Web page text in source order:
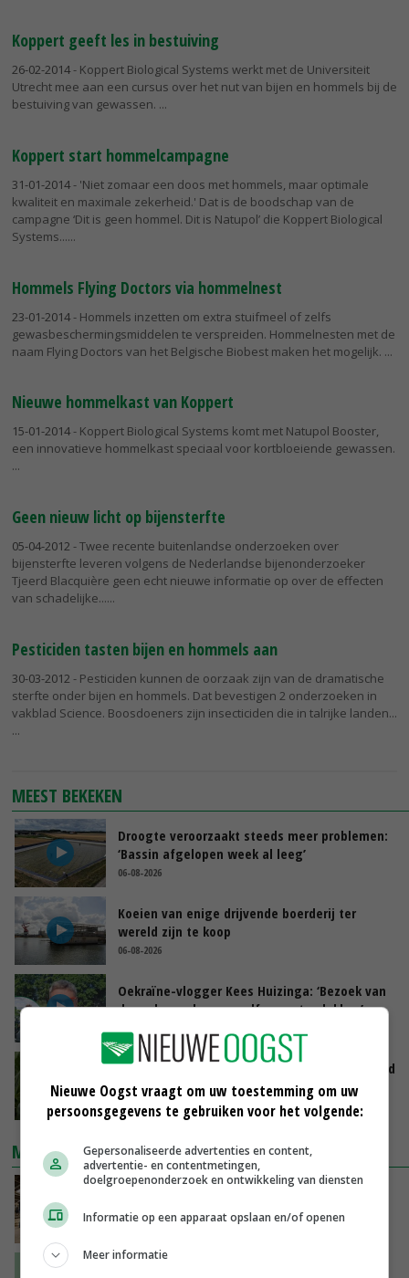
Koppert geeft les in bestuiving
26-02-2014- Koppert Biological Systems werkt met de Universiteit
Utrecht mee aan een cursus over het nut van bijen en hommels bij de
bestuiving van gewassen.
Koppert start hommelcampagne
31-01-2014- 'Niet zomaar een doos met hommels, maar optimale
kwaliteit en maximale zekerheid.' Dat is de boodschap van de
campagne ‘Dit is geen hommel. Dit is Natupol’ die Koppert Biological
Systems...
Hommels Flying Doctors via hommelnest
23-01-2014- Hommels inzetten om extra stuifmeel of zelfs
gewasbeschermingsmiddelen te verspreiden. Hommelnesten met de
naam Flying Doctors van het Belgische Biobest maken het mogelijk.
Nieuwe hommelkast van Koppert
15-01-2014- Koppert Biological Systems komt met Natupol Booster,
een innovatieve hommelkast speciaal voor kortbloeiende gewassen.
Geen nieuw licht op bijensterfte
05-04-2012 - Twee recente buitenlandse onderzoeken over
bijensterfte leveren volgens de Nederlandse bijenonderzoeker
Tjeerd Blacquière geen echt nieuwe informatie op over de effecten
van schadelijke...
Pesticiden tasten bijen en hommels aan
30-03-2012 - Pesticiden kunnen de oorzaak zijn van de dramatische
sterfte onder bijen en hommels. Dat bevestigen 2 onderzoeken in
vakblad Science. Boosdoeners zijn insecticiden die in talrijke landen...
MEEST BEKEKEN
Droogte veroorzaakt steeds meer problemen:
‘Bassin afgelopen week al leeg’
06-08-2026
Koeien van enige drijvende boerderij ter
wereld zijn te koop
06-08-2026
Oekraïne-vlogger Kees Huizinga: ‘Bezoek van
de ambassade mag zelf groente plukken’
Limburgse mais van Frijns doet het verrassend
goed
MEEST GELEZEN
Na jarenlang meten willen Zuid-Hollandse
boeren nu erkenning
GISTEREN, 07:00
Nieuwe Oogst vraagt om uw toestemming om uw
persoonsgegevens te gebruiken voor het volgende:
Gepersonaliseerde advertenties en content,
advertentie- en contentmetingen,
doelgroepenonderzoek en ontwikkeling van diensten
Informatie op een apparaat opslaan en/of openen
Meer informatie